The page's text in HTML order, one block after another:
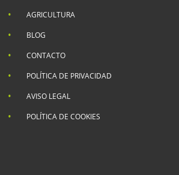
AGRICULTURA
BLOG
CONTACTO
POLÍTICA DE PRIVACIDAD
AVISO LEGAL
POLÍTICA DE COOKIES